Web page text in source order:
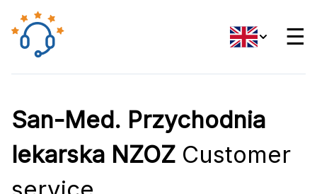
☰
San-Med. Przychodnia
lekarska NZOZ Customer